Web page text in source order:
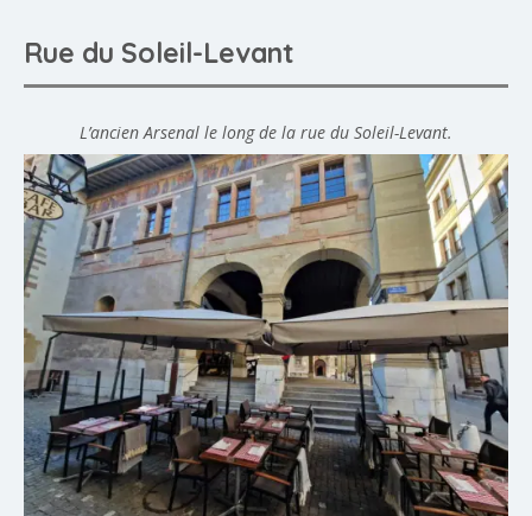
Rue du Soleil-Levant
L’ancien Arsenal le long de la rue du Soleil-Levant.